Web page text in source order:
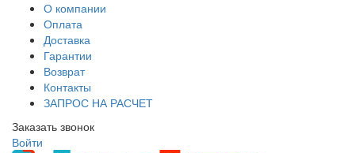
О компании
Оплата
Доставка
Гарантии
Возврат
Контакты
ЗАПРОС НА РАСЧЕТ
Заказать звонок
Войти